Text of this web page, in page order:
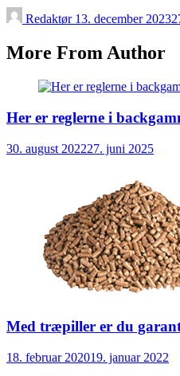
Redaktør 13. december 2023
More From Author
Her er reglerne i
30. august 202227. juni 2025
Med træpiller er du
18. februar 202019. januar 2022